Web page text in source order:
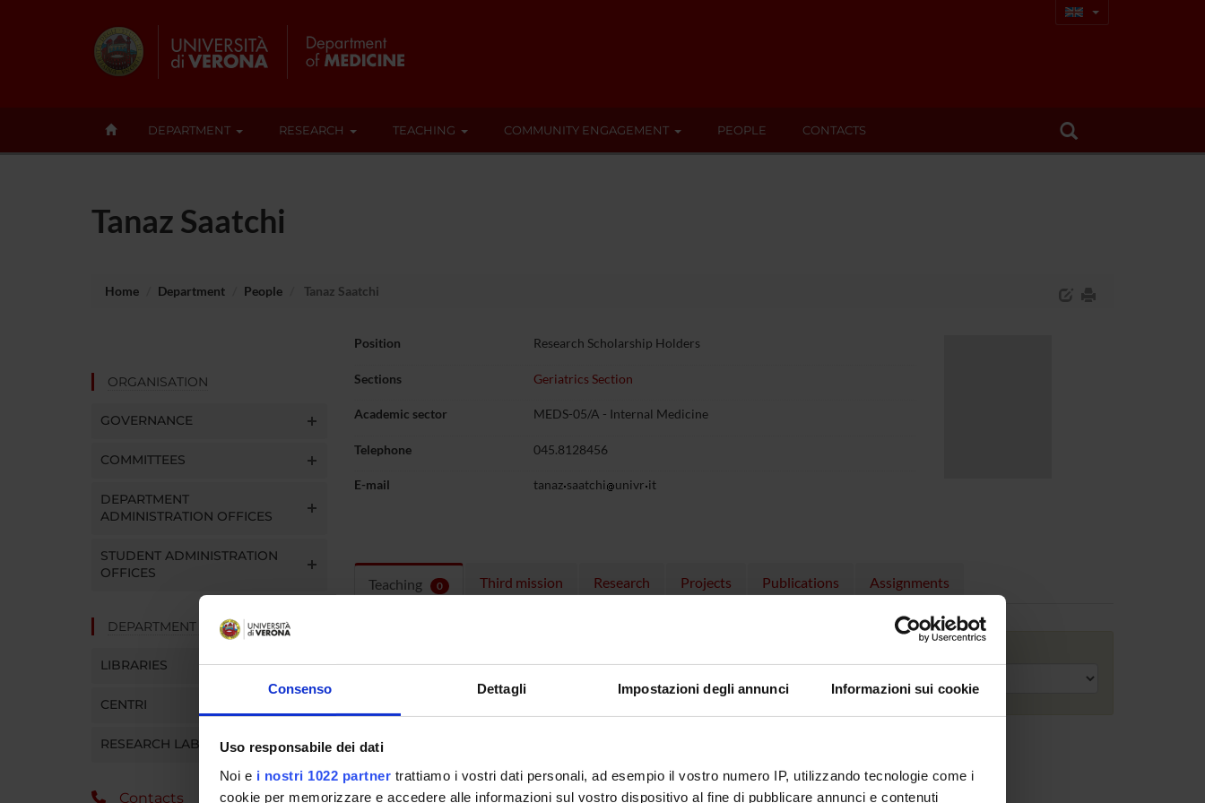
Consenso Dettagli Impostazioni degli annunci Informazioni sui cookie
Uso responsabile dei dati
Noi e i nostri 1022 partner trattiamo i vostri dati personali, ad esempio il vostro numero IP, utilizzando tecnologie come i
cookie per memorizzare e accedere alle informazioni sul vostro dispositivo al fine di pubblicare annunci e contenuti
DEPARTMENT RESEARCH TEACHING COMMUNITY ENGAGEMENT PEOPLE CONTACTS
Tanaz Saatchi
Home Department People Tanaz Saatchi
ORGANISATION
GOVERNANCE
COMMITTEES
DEPARTMENT
ADMINISTRATION OFFICES
STUDENT ADMINISTRATION
OFFICES
DEPARTMENT FACILITIES
LIBRARIES
CENTRI
RESEARCH LABORATORIES
Contacts
Position Research Scholarship Holders
Sections Geriatrics Section
Academic sector MEDS-05/A - Internal Medicine
Telephone 045.8128456
E-mail tanaz saatchi univr it
Teaching 0 Third mission Research Projects Publications Assignments
Click on the module to see the timetable and course details.
Academic year